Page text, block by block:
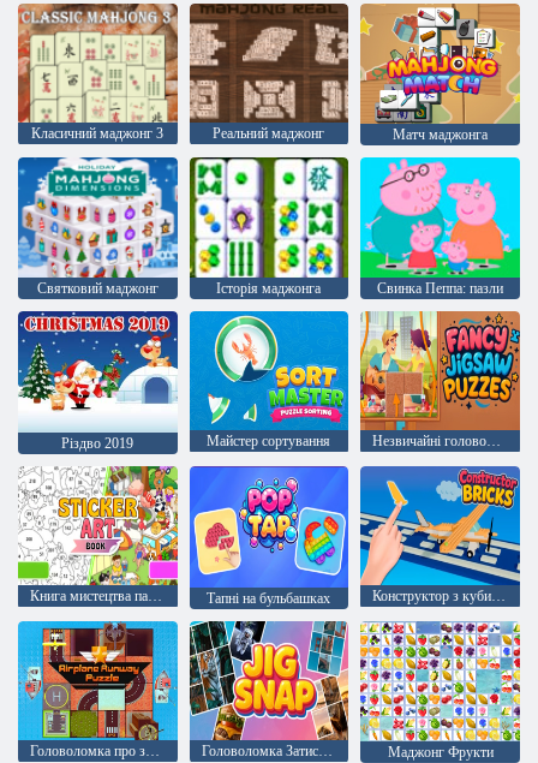
Класичний маджонг 3 Реальний маджонг Матч маджонга
Святковий маджонг Історія маджонга Свинка Пеппа: пазли
Різдво 2019 Майстер сортування Незвичайні головоломки
Книга мистецтва палиці Тапні на бульбашках Конструктор з кубиків
Головоломка про злітну смугу літака Головоломка Затиск і засув Маджонг Фрукти